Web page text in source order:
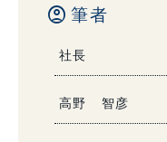
account_circle 筆者
社長
高野 智彦